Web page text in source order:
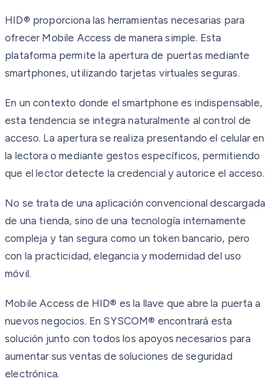
HID® proporciona las herramientas necesarias para
ofrecer Mobile Access de manera simple. Esta
plataforma permite la apertura de puertas mediante
smartphones, utilizando tarjetas virtuales seguras.
En un contexto donde el smartphone es indispensable,
esta tendencia se integra naturalmente al control de
acceso. La apertura se realiza presentando el celular en
la lectora o mediante gestos específicos, permitiendo
que el lector detecte la credencial y autorice el acceso.
No se trata de una aplicación convencional descargada
de una tienda, sino de una tecnología internamente
compleja y tan segura como un token bancario, pero
con la practicidad, elegancia y modernidad del uso
móvil.
Mobile Access de HID® es la llave que abre la puerta a
nuevos negocios. En SYSCOM® encontrará esta
solución junto con todos los apoyos necesarios para
aumentar sus ventas de soluciones de seguridad
electrónica.